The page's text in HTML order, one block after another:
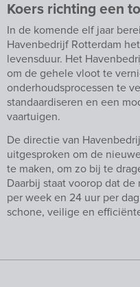
Koers richting een
In de komende elf jaar
Havenbedrijf Rotterdam
levensduur. Het
om de gehele vloot te
onderhoudsprocessen te
standaardiseren en een
vaartuigen.
De directie van
uitgesproken om de
te maken, om zo bij te
Daarbij staat voorop dat
per week en 24 uur per
schone, veilige en